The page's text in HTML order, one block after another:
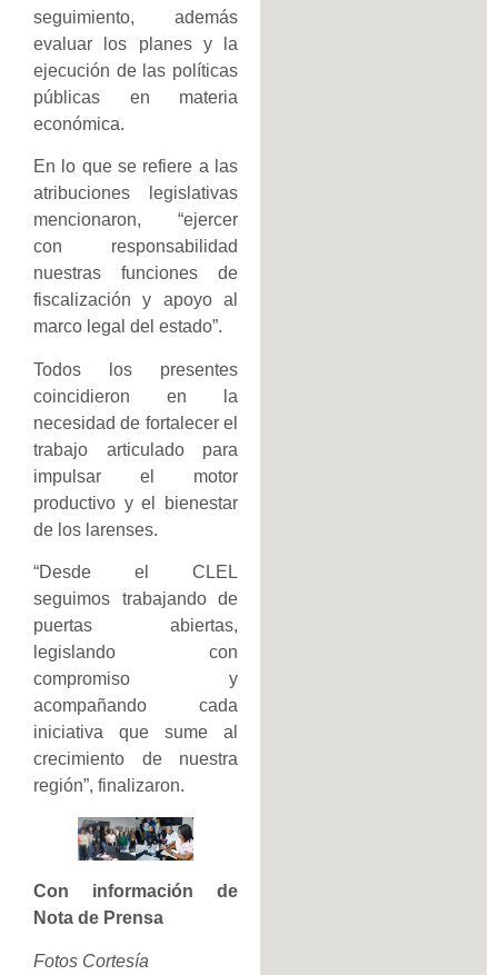
seguimiento, además
evaluar los planes y la
ejecución de las políticas
públicas en materia
económica.
En lo que se refiere a las
atribuciones legislativas
mencionaron, “ejercer
con responsabilidad
nuestras funciones de
fiscalización y apoyo al
marco legal del estado”.
Todos los presentes
coincidieron en la
necesidad de fortalecer el
trabajo articulado para
impulsar el motor
productivo y el bienestar
de los larenses.
“Desde el CLEL
seguimos trabajando de
puertas abiertas,
legislando con
compromiso y
acompañando cada
iniciativa que sume al
crecimiento de nuestra
región”, finalizaron.
Con información de
Nota de Prensa
Fotos Cortesía